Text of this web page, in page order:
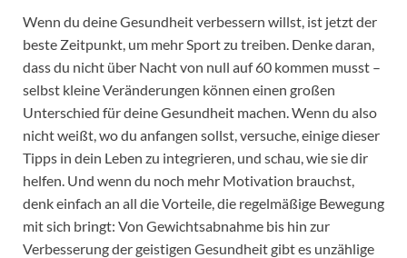
Wenn du deine Gesundheit verbessern willst, ist jetzt der
beste Zeitpunkt, um mehr Sport zu treiben. Denke daran,
dass du nicht über Nacht von null auf 60 kommen musst –
selbst kleine Veränderungen können einen großen
Unterschied für deine Gesundheit machen. Wenn du also
nicht weißt, wo du anfangen sollst, versuche, einige dieser
Tipps in dein Leben zu integrieren, und schau, wie sie dir
helfen. Und wenn du noch mehr Motivation brauchst,
denk einfach an all die Vorteile, die regelmäßige Bewegung
mit sich bringt: Von Gewichtsabnahme bis hin zur
Verbesserung der geistigen Gesundheit gibt es unzählige